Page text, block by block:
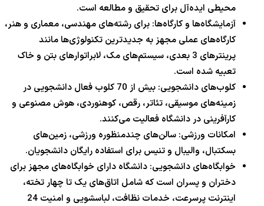
محیطی ایده‌آل برای تحقیق و مطالعه است.
آزمایشگاه‌ها و کارگاه‌ها: برای رشته‌های مهندسی، معماری و هنر،
کارگاه‌های عملی مجهز به جدیدترین تکنولوژی‌ها مانند
پرینترهای 3 بعدی، سیستم‌های مک، لابراتوارهای بتن و خاک
تعبیه شده است.
کلوب‌های دانشجویی: بیش از 70 کلوب فعال دانشجویی در
زمینه‌های موسیقی، تئاتر، رقص، کوهنوردی، هوش مصنوعی و
کارآفرینی در دانشگاه فعالیت می‌کنند.
امکانات ورزشی: سالن‌های چندمنظوره ورزشی، زمین‌های
بسکتبال، والیبال و تنیس برای استفاده رایگان دانشجویان.
خوابگاه‌های دانشجویی: دانشگاه دارای خوابگاه‌های مجهز برای
دختران و پسران است که شامل اتاق‌های یک تا چهار تخته،
اینترنت پرسرعت، خدمات نظافت، لباسشویی و امنیت 24